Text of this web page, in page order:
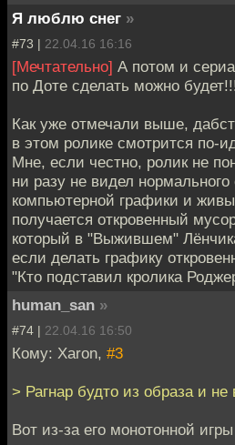
Я люблю снег »
#73 | 22.04.16 16:16
[Мечтательно] А потом и
по Доте сделать можно
Как уже отмечали выше,
в этом ролике смотрится по-
Мне, если честно, ролик не
ни разу не видел
компьютерной графики и
получается откровенный
который в "Выжившем"
если делать графику
"Кто подставил кролика
human_san »
#74 | 22.04.16 16:50
Кому: Xaron, #3
> Рагнар будто из образа и
Вот из-за его монотонной